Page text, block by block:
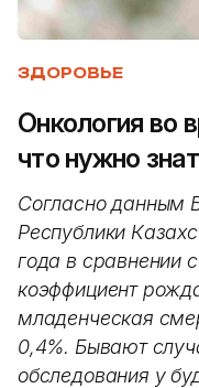
ЗДОРОВЬЕ
Онкология во
что нужно
Согласно данным
Республики
года в сравнении
коэффициент
младенческая
0,4%. Бывают
обследования у